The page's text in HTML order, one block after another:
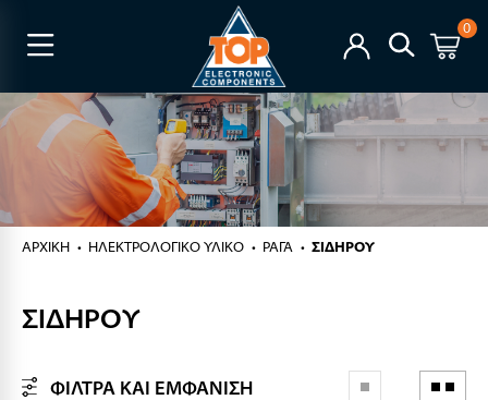
0
ΑΡΧΙΚΉ ΗΛΕΚΤΡΟΛΟΓΙΚΟ ΥΛΙΚΟ ΡΑΓΑ ΣΙΔΗΡΟΥ
ΣΙΔΗΡΟΥ
ΦΙΛΤΡΑ ΚΑΙ ΕΜΦΑΝΙΣΗ